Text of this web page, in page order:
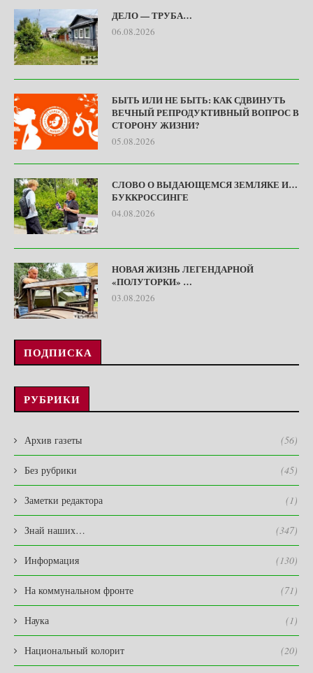
ДЕЛО — ТРУБА…
06.08.2026
БЫТЬ ИЛИ НЕ БЫТЬ: КАК СДВИНУТЬ
ВЕЧНЫЙ РЕПРОДУКТИВНЫЙ ВОПРОС В
СТОРОНУ ЖИЗНИ?
05.08.2026
СЛОВО О ВЫДАЮЩЕМСЯ ЗЕМЛЯКЕ И…
БУККРОССИНГЕ
04.08.2026
НОВАЯ ЖИЗНЬ ЛЕГЕНДАРНОЙ
«ПОЛУТОРКИ» …
03.08.2026
ПОДПИСКА
РУБРИКИ
Архив газеты (56)
Без рубрики (45)
Заметки редактора (1)
Знай наших… (347)
Информация (130)
На коммунальном фронте (71)
Наука (1)
Национальный колорит (20)